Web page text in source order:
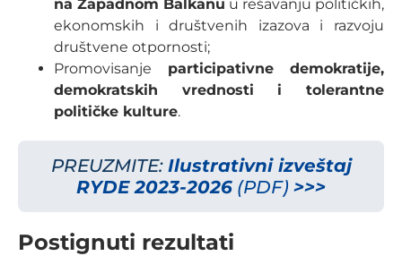
na Zapadnom Balkanu u rešavanju političkih,
ekonomskih i društvenih izazova i razvoju
društvene otpornosti;
Promovisanje participativne demokratije,
demokratskih vrednosti i tolerantne
političke kulture.
PREUZMITE: Ilustrativni izveštaj
RYDE 2023-2026 (PDF) >>>
Postignuti rezultati